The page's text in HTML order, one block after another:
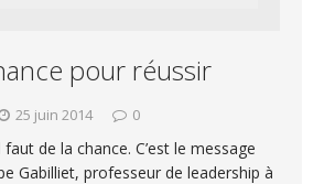
pour réussir
25 juin 2014 0
de la chance. C’est le message
Gabilliet, professeur de leadership à